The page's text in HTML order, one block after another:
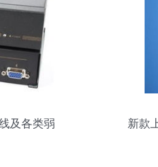
及各类弱
新款